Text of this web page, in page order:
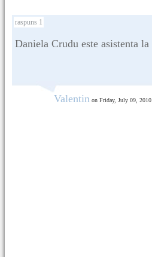
raspuns 1
Daniela Crudu este asistenta
Valentin on Friday, July 09, 2010